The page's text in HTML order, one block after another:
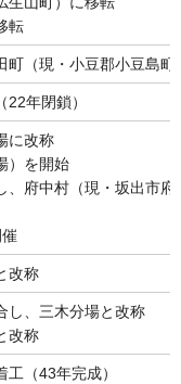
転
町（現・小豆郡小豆島町
年閉鎖）
に改称
）を開始
、府中村（現・坂出市
改称
し、三木分場と改称
改称
（43年完成）